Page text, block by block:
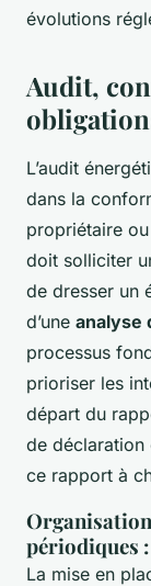
évolutions
Audit,
L’audit
dans la
propriétaire
doit solliciter
de dresser un
d’une analyse
processus
prioriser les
départ du
de
ce rapport à
périodiques
La mise en